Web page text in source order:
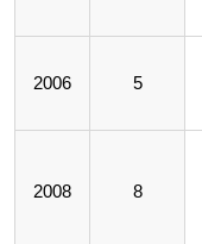
2006 5
2008 8